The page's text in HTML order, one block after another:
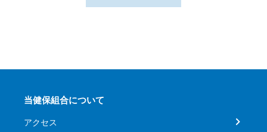
当健保組合について
アクセス